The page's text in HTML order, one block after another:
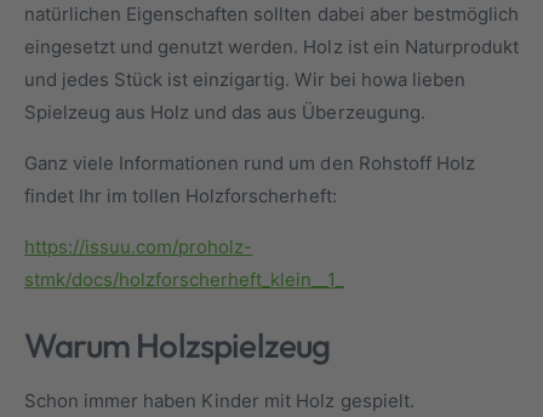
natürlichen Eigenschaften sollten dabei aber bestmöglich
eingesetzt und genutzt werden. Holz ist ein Naturprodukt
und jedes Stück ist einzigartig. Wir bei howa lieben
Spielzeug aus Holz und das aus Überzeugung.
Ganz viele Informationen rund um den Rohstoff Holz
findet Ihr im tollen Holzforscherheft:
https://issuu.com/proholz-
stmk/docs/holzforscherheft_klein__1_
Warum Holzspielzeug
Schon immer haben Kinder mit Holz gespielt.